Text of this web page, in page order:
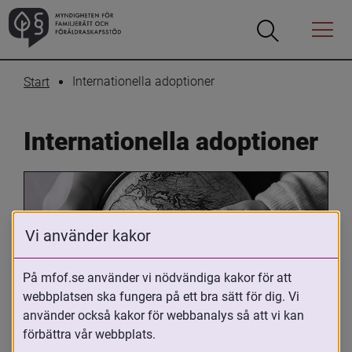
Öppna
Öppna
Menyn
Start Internationella adoptioner
Internationella adoptioner
Oavsett om du är adopterad,
adoptivförälder eller arbetar med
Vi använder kakor
På mfof.se använder vi nödvändiga kakor för att
webbplatsen ska fungera på ett bra sätt för dig. Vi
använder också kakor för webbanalys så att vi kan
förbättra vår webbplats.